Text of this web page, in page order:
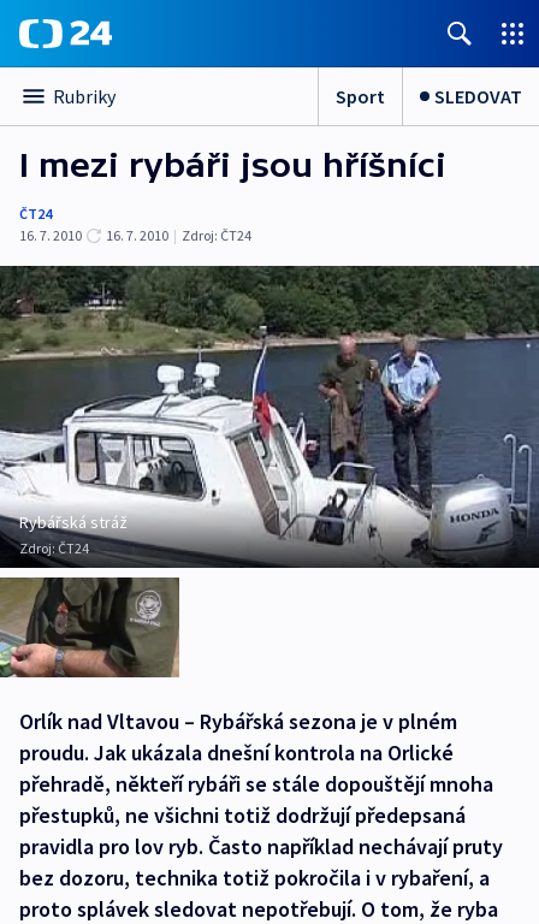
Rubriky Sport SLEDOVAT
I mezi rybáři jsou hříšníci
ČT24
16. 7. 2010
16. 7. 2010 | Zdroj: ČT24
Rybářská stráž
Zdroj: ČT24
Orlík nad Vltavou – Rybářská sezona je v plném
proudu. Jak ukázala dnešní kontrola na Orlické
přehradě, někteří rybáři se stále dopouštějí mnoha
přestupků, ne všichni totiž dodržují předepsaná
pravidla pro lov ryb. Často například nechávají pruty
bez dozoru, technika totiž pokročila i v rybaření, a
proto splávek sledovat nepotřebují. O tom, že ryba